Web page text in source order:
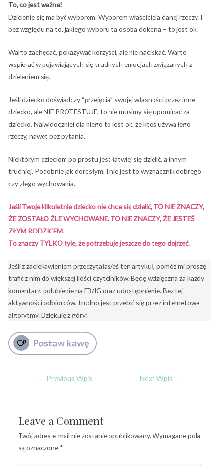
To, co jest ważne!
Dzielenie się ma być wyborem. Wyborem właściciela danej rzeczy. I
bez względu na to, jakiego wyboru ta osoba dokona – to jest ok.
Warto zachęcać, pokazywać korzyści, ale nie naciskać. Warto
wspierać w pojawiających się trudnych emocjach związanych z
dzieleniem się.
Jeśli dziecko doświadczy “przejęcia” swojej własności przez inne
dziecko, ale NIE PROTESTUJE, to nie musimy się upominać za
dziecko. Najwidoczniej dla niego to jest ok, że ktoś używa jego
rzeczy, nawet bez pytania.
Niektórym dzieciom po prostu jest łatwiej się dzielić, a innym
trudniej. Podobnie jak dorosłym. I nie jest to wyznacznik dobrego
czy złego wychowania.
Jeśli Twoje kilkuletnie dziecko nie chce się dzielić, TO NIE ZNACZY,
ŻE ZOSTAŁO ŹLE WYCHOWANE. TO NIE ZNACZY, ŻE JESTEŚ
ZŁYM RODZICEM.
To znaczy TYLKO tyle, że potrzebuje jeszcze do tego dojrzeć.
Jeśli z zaciekawieniem przeczytałaś/eś ten artykuł, pomóż mi proszę
trafić z nim do większej ilości czytelników. Będę wdzięczna za każdy
komentarz, polubienie na FB/IG oraz udostępnienie. Bez tej
aktywności odbiorców, trudno jest przebić się przez internetowe
algorytmy. Dziękuję z góry!
← Previous Wpis Next Wpis →
Leave a Comment
Twój adres e-mail nie zostanie opublikowany. Wymagane pola
są oznaczone *